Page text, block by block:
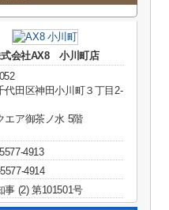
会社AX8 小川町店
代田区神田小川町３丁目2-
エア御茶ノ水 5階
4913
4914
事 (2) 第101501号